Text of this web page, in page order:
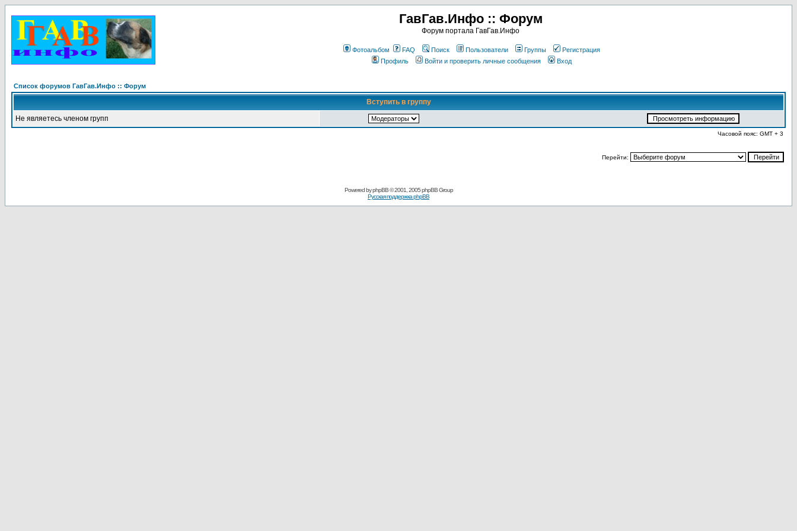
ГавГав.Инфо :: Форум
Форум портала ГавГав.Инфо
Фотоальбом FAQ Поиск Пользователи Группы
Регистрация
Профиль
Войти и проверить личные сообщения Вход
Список форумов ГавГав.Инфо :: Форум
Вступить в группу
Не являетесь членом групп
Часовой пояс: GMT + 3
Перейти:
Powered byphpBB© 2001, 2005 phpBB Group
Русская поддержка phpBB